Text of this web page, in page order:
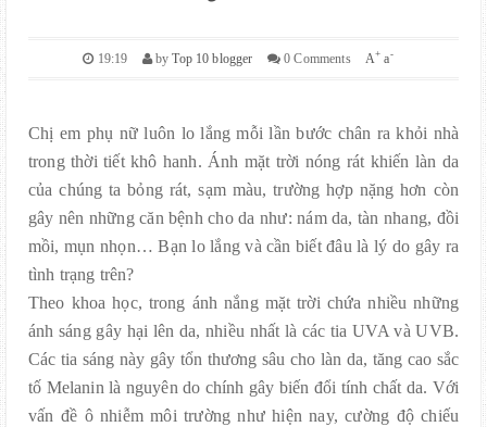
19:19 byTop 10 blogger 0 Comments A+ a-
Chị em phụ nữ luôn lo lắng mỗi lần bước chân ra khỏi nhà
trong thời tiết khô hanh. Ánh mặt trời nóng rát khiến làn da
của chúng ta bỏng rát, sạm màu, trường hợp nặng hơn còn
gây nên những căn bệnh cho da như: nám da, tàn nhang, đồi
mồi, mụn nhọn… Bạn lo lắng và cần biết đâu là lý do gây ra
tình trạng trên?
Theo khoa học, trong ánh nắng mặt trời chứa nhiều những
ánh sáng gây hại lên da, nhiều nhất là các tia UVA và UVB.
Các tia sáng này gây tổn thương sâu cho làn da, tăng cao sắc
tố Melanin là nguyên do chính gây biến đổi tính chất da. Với
vấn đề ô nhiễm môi trường như hiện nay, cường độ chiếu